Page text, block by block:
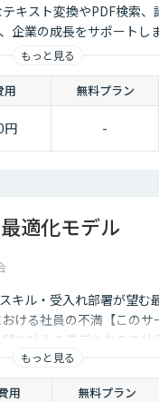
キスト変換やPDF検索、
企業の成長をサポートしま
もっと見る
用 無料プラン
円 -
適化モデル
キル・受入れ部署が望む
ける社員の不満【この
を叶えるモデルなので社
。 ・受け入れ部署は必要
最小化するので会社全
もっと見る
用 無料プラン